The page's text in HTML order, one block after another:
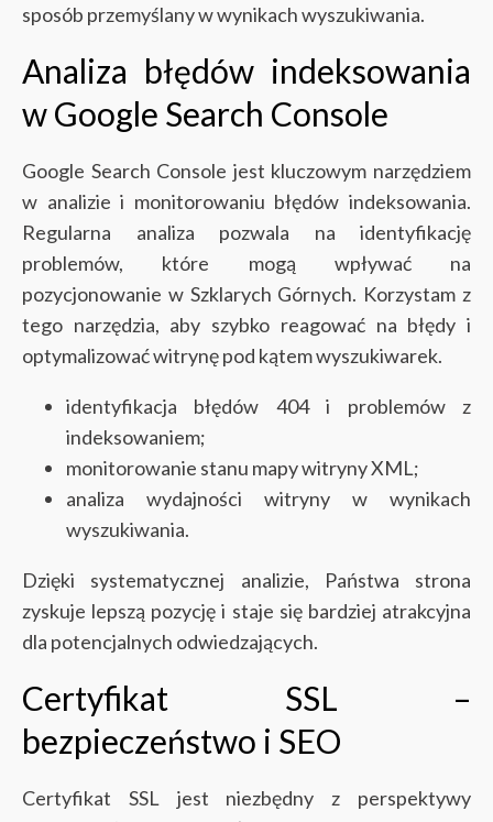
sposób przemyślany w wynikach wyszukiwania.
Analiza błędów indeksowania
w Google Search Console
Google Search Console jest kluczowym narzędziem
w analizie i monitorowaniu błędów indeksowania.
Regularna analiza pozwala na identyfikację
problemów, które mogą wpływać na
pozycjonowanie w Szklarych Górnych. Korzystam z
tego narzędzia, aby szybko reagować na błędy i
optymalizować witrynę pod kątem wyszukiwarek.
identyfikacja błędów 404 i problemów z
indeksowaniem;
monitorowanie stanu mapy witryny XML;
analiza wydajności witryny w wynikach
wyszukiwania.
Dzięki systematycznej analizie, Państwa strona
zyskuje lepszą pozycję i staje się bardziej atrakcyjna
dla potencjalnych odwiedzających.
Certyfikat SSL –
bezpieczeństwo i SEO
Certyfikat SSL jest niezbędny z perspektywy